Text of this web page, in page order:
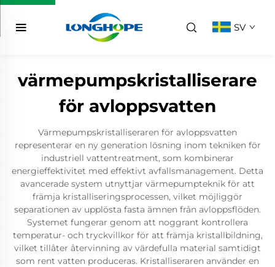
SV
värmepumpskristalliserare
för avloppsvatten
Värmepumpskristalliseraren för avloppsvatten
representerar en ny generation lösning inom tekniken för
industriell vattentreatment, som kombinerar
energieffektivitet med effektivt avfallsmanagement. Detta
avancerade system utnyttjar värmepumpteknik för att
främja kristalliseringsprocessen, vilket möjliggör
separationen av upplösta fasta ämnen från avloppsflöden.
Systemet fungerar genom att noggrant kontrollera
temperatur- och tryckvillkor för att främja kristallbildning,
vilket tillåter återvinning av värdefulla material samtidigt
som rent vatten produceras. Kristalliseraren använder en